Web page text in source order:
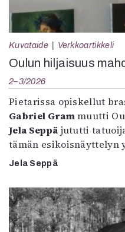
Kuvataide Verkkoartikkeli
Oulun hiljaisuus
2–3/2026
Pietarissa opiskellut
Gabriel Grammuutti
Jela Seppä jututti
tämän esikoisnäyttelyn
Jela Seppä